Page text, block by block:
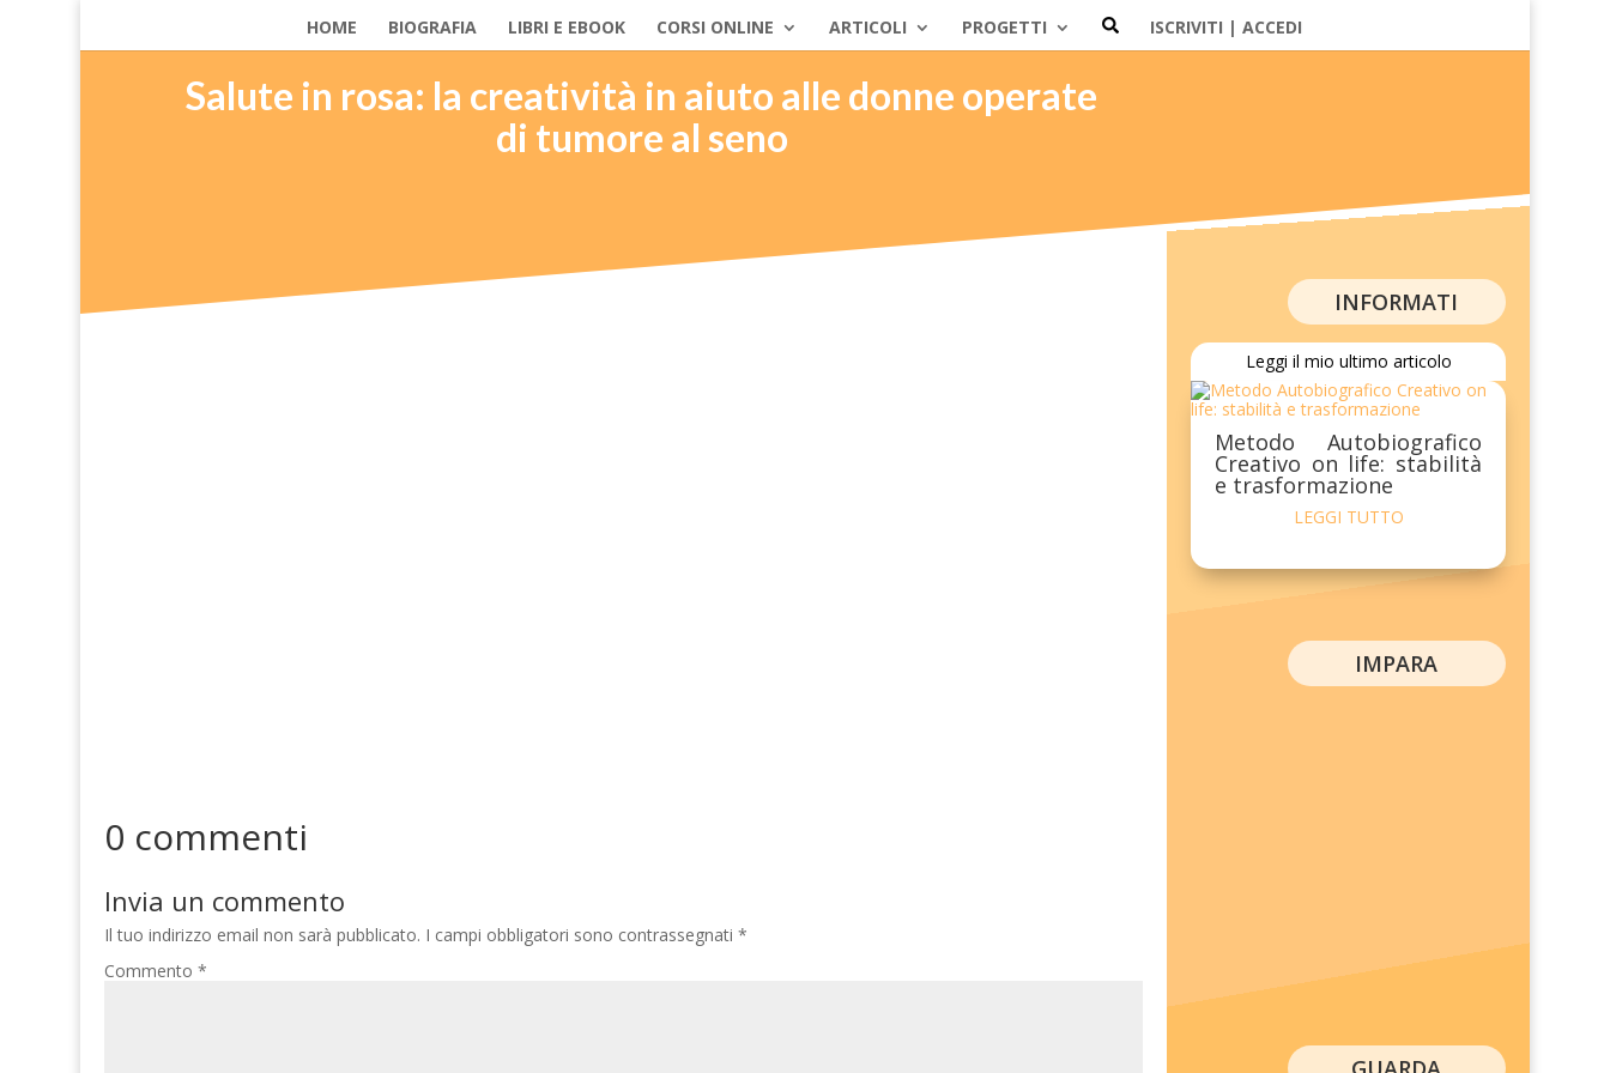
HOME BIOGRAFIA LIBRI E EBOOK CORSI ONLINE ARTICOLI PROGETTI ISCRIVITI | ACCEDI
Salute in rosa: la creatività in aiuto alle donne operate
di tumore al seno
0 commenti
Invia un commento
Il tuo indirizzo email non sarà pubblicato. I campi obbligatori sono contrassegnati*
Commento*
INFORMATI
Leggi il mio ultimo articolo
Metodo Autobiografico
Creativo on life: stabilità
e trasformazione
LEGGI TUTTO
IMPARA